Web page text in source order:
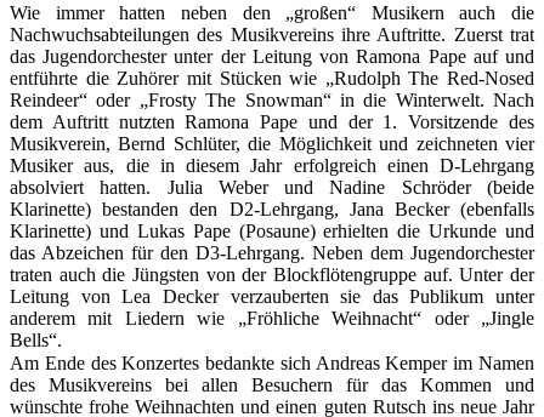
Wie immer hatten neben den „großen“ Musikern auch die
Nachwuchsabteilungen des Musikvereins ihre Auftritte. Zuerst trat
das Jugendorchester unter der Leitung von Ramona Pape auf und
entführte die Zuhörer mit Stücken wie „Rudolph The Red-Nosed
Reindeer“ oder „Frosty The Snowman“ in die Winterwelt. Nach
dem Auftritt nutzten Ramona Pape und der 1. Vorsitzende des
Musikverein, Bernd Schlüter, die Möglichkeit und zeichneten vier
Musiker aus, die in diesem Jahr erfolgreich einen D-Lehrgang
absolviert hatten. Julia Weber und Nadine Schröder (beide
Klarinette) bestanden den D2-Lehrgang, Jana Becker (ebenfalls
Klarinette) und Lukas Pape (Posaune) erhielten die Urkunde und
das Abzeichen für den D3-Lehrgang. Neben dem Jugendorchester
traten auch die Jüngsten von der Blockflötengruppe auf. Unter der
Leitung von Lea Decker verzauberten sie das Publikum unter
anderem mit Liedern wie „Fröhliche Weihnacht“ oder „Jingle
Bells“.
Am Ende des Konzertes bedankte sich Andreas Kemper im Namen
des Musikvereins bei allen Besuchern für das Kommen und
wünschte frohe Weihnachten und einen guten Rutsch ins neue Jahr